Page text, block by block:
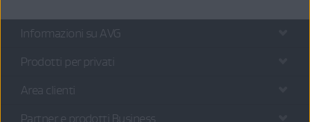
Informazioni su AVG
Prodotti per privati
Area clienti
Partner e prodotti Business